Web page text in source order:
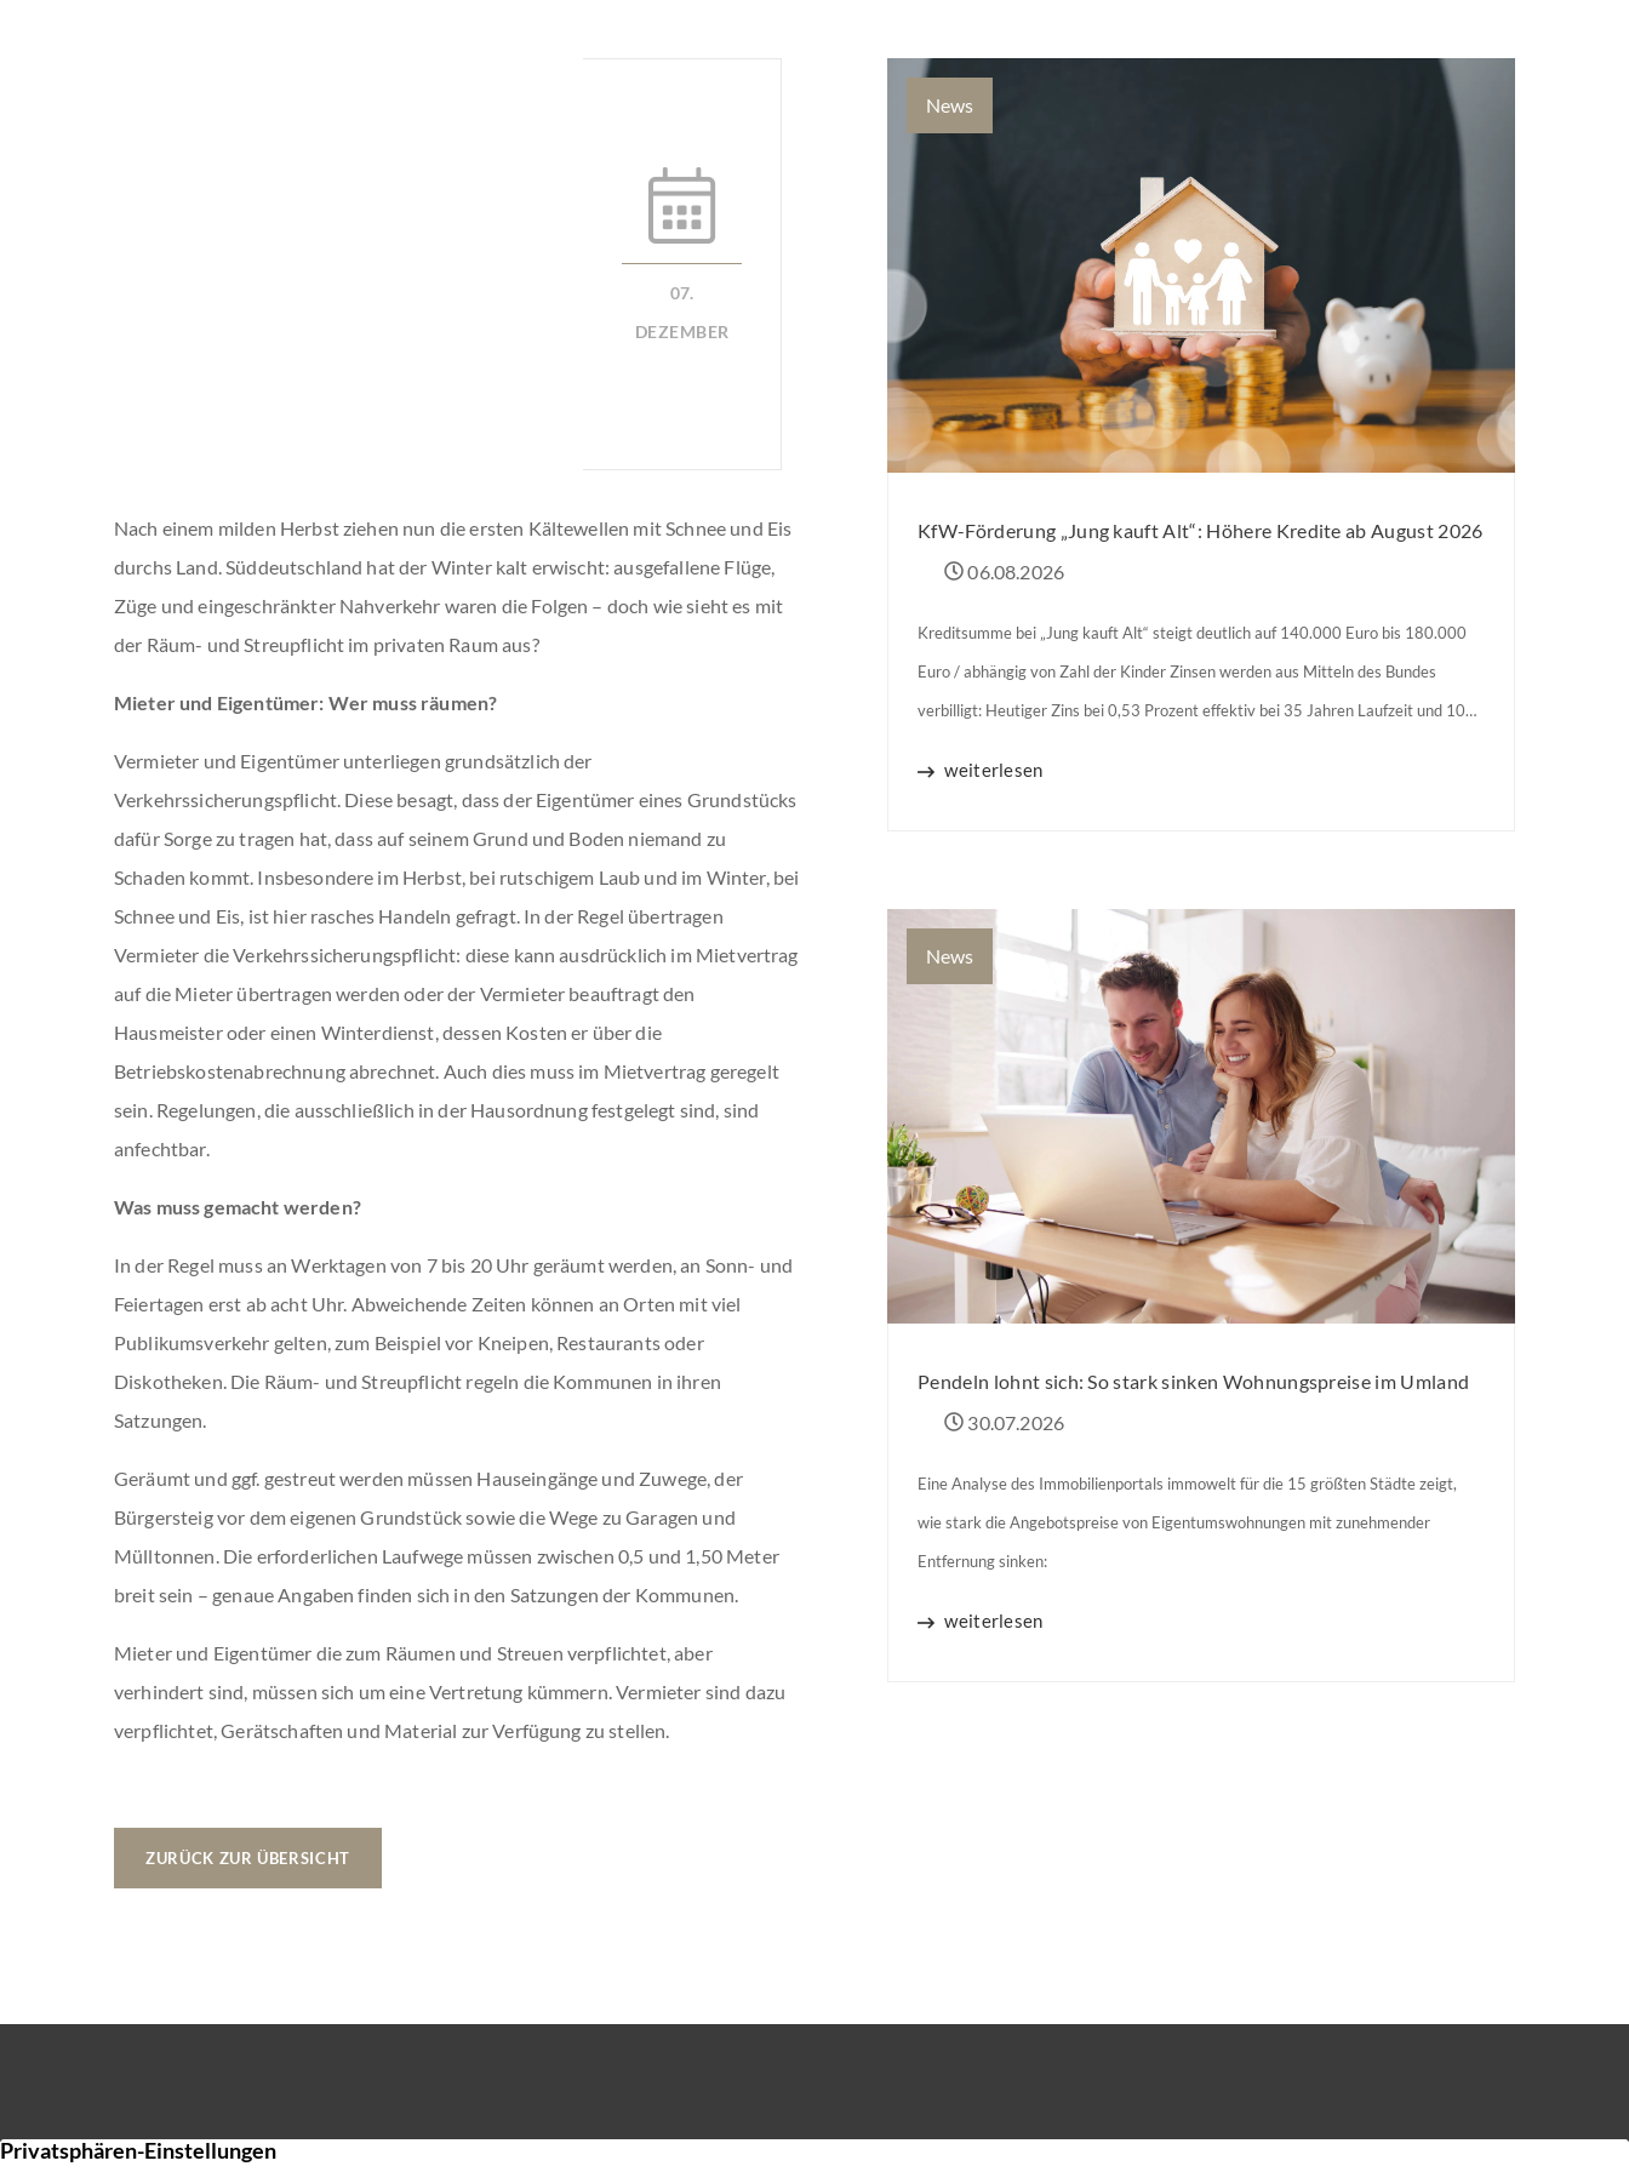
07.
DEZEMBER
Nach einem milden Herbst ziehen nun die ersten Kältewellen mit Schnee und Eis
durchs Land. Süddeutschland hat der Winter kalt erwischt: ausgefallene Flüge,
Züge und eingeschränkter Nahverkehr waren die Folgen – doch wie sieht es mit
der Räum- und Streupflicht im privaten Raum aus?
Mieter und Eigentümer: Wer muss räumen?
Vermieter und Eigentümer unterliegen grundsätzlich der
Verkehrssicherungspflicht. Diese besagt, dass der Eigentümer eines Grundstücks
dafür Sorge zu tragen hat, dass auf seinem Grund und Boden niemand zu
Schaden kommt. Insbesondere im Herbst, bei rutschigem Laub und im Winter, bei
Schnee und Eis, ist hier rasches Handeln gefragt. In der Regel übertragen
Vermieter die Verkehrssicherungspflicht: diese kann ausdrücklich im Mietvertrag
auf die Mieter übertragen werden oder der Vermieter beauftragt den
Hausmeister oder einen Winterdienst, dessen Kosten er über die
Betriebskostenabrechnung abrechnet. Auch dies muss im Mietvertrag geregelt
sein. Regelungen, die ausschließlich in der Hausordnung festgelegt sind, sind
anfechtbar.
Was muss gemacht werden?
In der Regel muss an Werktagen von 7 bis 20 Uhr geräumt werden, an Sonn- und
Feiertagen erst ab acht Uhr. Abweichende Zeiten können an Orten mit viel
Publikumsverkehr gelten, zum Beispiel vor Kneipen, Restaurants oder
Diskotheken. Die Räum- und Streupflicht regeln die Kommunen in ihren
Satzungen.
Geräumt und ggf. gestreut werden müssen Hauseingänge und Zuwege, der
Bürgersteig vor dem eigenen Grundstück sowie die Wege zu Garagen und
Mülltonnen. Die erforderlichen Laufwege müssen zwischen 0,5 und 1,50 Meter
breit sein – genaue Angaben finden sich in den Satzungen der Kommunen.
Mieter und Eigentümer die zum Räumen und Streuen verpflichtet, aber
verhindert sind, müssen sich um eine Vertretung kümmern. Vermieter sind dazu
verpflichtet, Gerätschaften und Material zur Verfügung zu stellen.
ZURÜCK ZUR ÜBERSICHT
News
KfW-Förderung „Jung kauft Alt“: Höhere Kredite ab August 2026
06.08.2026
Kreditsumme bei „Jung kauft Alt“ steigt deutlich auf 140.000 Euro bis 180.000
Euro / abhängig von Zahl der Kinder Zinsen werden aus Mitteln des Bundes
verbilligt: Heutiger Zins bei 0,53 Prozent effektiv bei 35 Jahren Laufzeit und 10
weiterlesen
News
Pendeln lohnt sich: So stark sinken Wohnungspreise im Umland
30.07.2026
Eine Analyse des Immobilienportals immowelt für die 15 größten Städte zeigt,
wie stark die Angebotspreise von Eigentumswohnungen mit zunehmender
Entfernung sinken:
weiterlesen